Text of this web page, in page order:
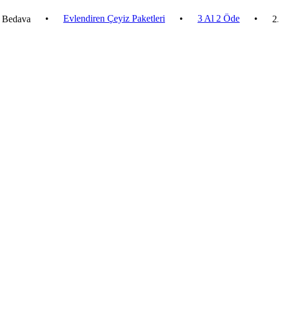
• Evlendiren Çeyiz Paketleri • 3 Al 2 Öde •
2.500 ₺